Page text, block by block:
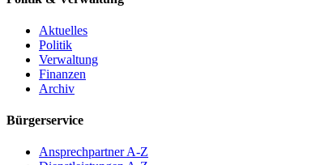
Aktuelles
Politik
Verwaltung
Finanzen
Archiv
Bürgerservice
Ansprechpartner A-Z